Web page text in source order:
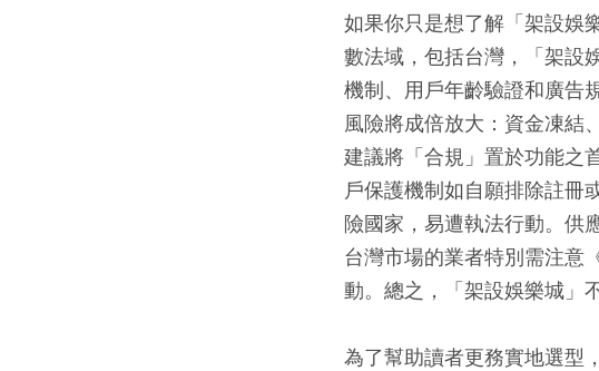
如果你只是想了解「架設娛
數法域，包括台灣，「架設
機制、用戶年齡驗證和廣告
風險將成倍放大：資金凍結
建議將「合規」置於功能之
戶保護機制如自願排除註冊
險國家，易遭執法行動。供
台灣市場的業者特別需注意
動。總之，「架設娛樂城」
為了幫助讀者更務實地選型